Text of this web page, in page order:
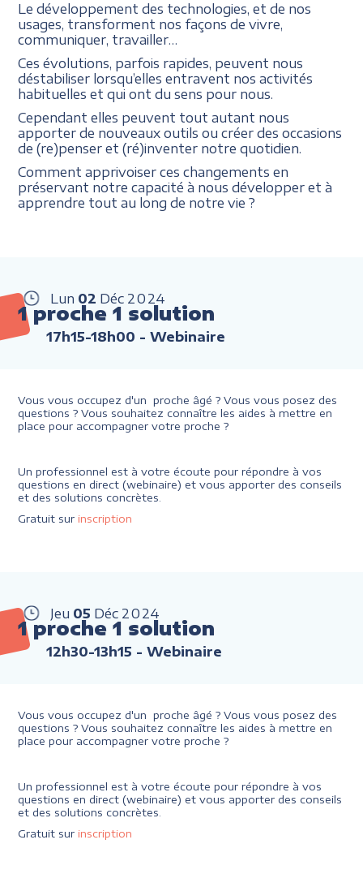
Le développement des technologies, et de nos
usages, transforment nos façons de vivre,
communiquer, travailler…
Ces évolutions, parfois rapides, peuvent nous
déstabiliser lorsqu’elles entravent nos activités
habituelles et qui ont du sens pour nous.
Cependant elles peuvent tout autant nous
apporter de nouveaux outils ou créer des occasions
de (re)penser et (ré)inventer notre quotidien.
Comment apprivoiser ces changements en
préservant notre capacité à nous développer et à
apprendre tout au long de notre vie ?
Lun 02 Déc 2024
1 proche 1 solution
17h15-18h00 - Webinaire
Vous vous occupez d'un proche âgé ? Vous vous posez des
questions ? Vous souhaitez connaître les aides à mettre en
place pour accompagner votre proche ?
Un professionnel est à votre écoute pour répondre à vos
questions en direct (webinaire) et vous apporter des conseils
et des solutions concrètes.
Gratuit sur inscription
Jeu 05 Déc 2024
1 proche 1 solution
12h30-13h15 - Webinaire
Vous vous occupez d'un proche âgé ? Vous vous posez des
questions ? Vous souhaitez connaître les aides à mettre en
place pour accompagner votre proche ?
Un professionnel est à votre écoute pour répondre à vos
questions en direct (webinaire) et vous apporter des conseils
et des solutions concrètes.
Gratuit sur inscription